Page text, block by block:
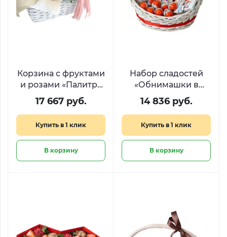
Корзина с фруктами
и розами «Палитра
радости»
17 667 руб.
Купить в 1 клик
В корзину
Набор сладостей
«Обнимашки в
корзинке»
14 836 руб.
Купить в 1 клик
В корзину